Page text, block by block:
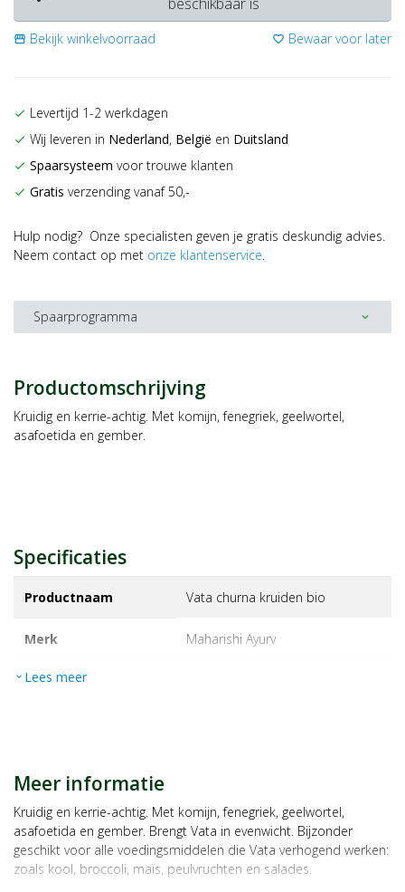
storefront Bekijk winkelvoorraad favorite_border Bewaar voor later
check Levertijd 1-2 werkdagen
check Wij leveren in Nederland, België en Duitsland
check Spaarsysteem voor trouwe klanten
check Gratis verzending vanaf 50,-
Hulp nodig? Onze specialisten geven je gratis deskundig advies.
Neem contact op met onze klantenservice.
Spaarprogramma expand_more
Productomschrijving
Kruidig en kerrie-achtig. Met komijn, fenegriek, geelwortel,
asafoetida en gember.
Specificaties
Productnaam Vata churna kruiden bio
Merk maharishi ayurv
EAN
expand_more Lees meer
Meer informatie
Kruidig en kerrie-achtig. Met komijn, fenegriek, geelwortel,
asafoetida en gember. Brengt Vata in evenwicht. Bijzonder
geschikt voor alle voedingsmiddelen die Vata verhogend werken:
zoals kool, broccoli, maïs, peulvruchten en salades.